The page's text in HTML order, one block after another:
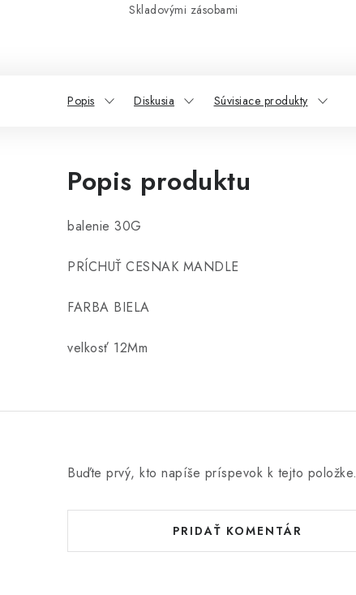
Skladovými zásobami
Popis Diskusia Súvisiace produkty
Popis produktu
balenie 30G
PRÍCHUŤ CESNAK MANDLE
FARBA BIELA
velkosť 12Mm
Buďte prvý, kto napíše príspevok k tejto položke.
PRIDAŤ KOMENTÁR